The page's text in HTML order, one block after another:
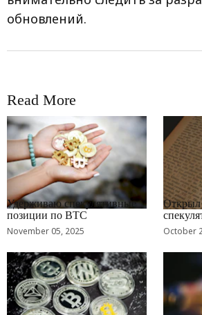
обновлений.
Read More
RRCNEWS_RU
Удерживаю спекулятивные
позиции по BTC
November 05, 2025
October